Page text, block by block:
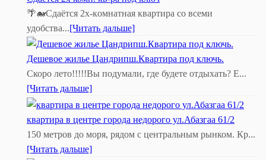
🌴🐋Сдаётся 2х-кoмнaтная квaртира со всеми
удобства...[Читать дальше]
Дешевое жилье Цандрипш.Квартира под ключь.
Скоро лето!!!!!Вы подумали, где будете отдыхать? Е...
[Читать дальше]
квартира в центре города недорого ул.Абазгаа 61/2
150 метров до моря, рядом с центральным рынком. Кр...
[Читать дальше]